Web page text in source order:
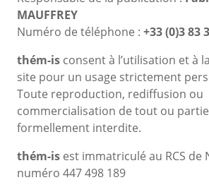
MAUFFREY
Numéro de téléphone : +33 (0)3 83
thém-is consent à l’utilisation et à
site pour un usage strictement
Toute reproduction, rediffusion ou
commercialisation de tout ou
formellement interdite.
thém-is est immatriculé au RCS de
numéro 447 498 189